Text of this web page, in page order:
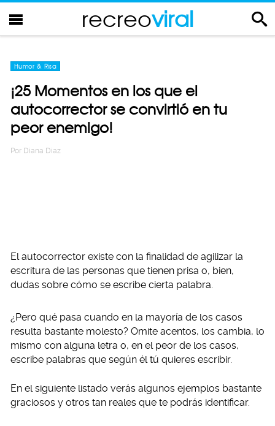
recreoviral
Humor & Risa
¡25 Momentos en los que el
autocorrector se convirtió en tu
peor enemigo!
Por Diana Diaz
El autocorrector existe con la finalidad de agilizar la
escritura de las personas que tienen prisa o, bien,
dudas sobre cómo se escribe cierta palabra.
¿Pero qué pasa cuando en la mayoría de los casos
resulta bastante molesto? Omite acentos, los cambia, lo
mismo con alguna letra o, en el peor de los casos,
escribe palabras que según él tú quieres escribir.
En el siguiente listado verás algunos ejemplos bastante
graciosos y otros tan reales que te podrás identificar.